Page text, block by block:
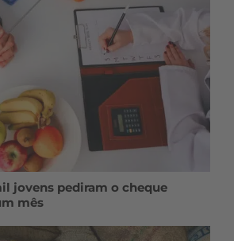
jovens pediram o cheque
mês